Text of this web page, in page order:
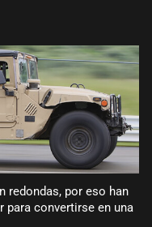
redondas, por eso han
para convertirse en una